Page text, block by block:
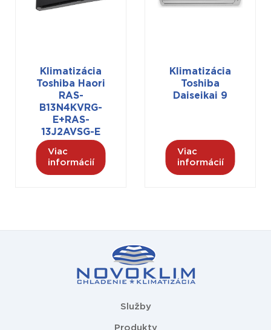
Klimatizácia
Toshiba Haori
RAS-
B13N4KVRG-
E+RAS-
13J2AVSG-E
Viac
informácií
Klimatizácia
Toshiba
Daiseikai 9
Viac
informácií
Služby
Produkty